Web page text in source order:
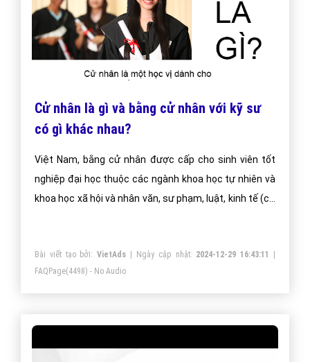
Cử nhân là gì và bằng cử nhân với kỹ sư
có gì khác nhau?
Việt Nam, bằng cử nhân được cấp cho sinh viên tốt
nghiệp đại học thuộc các ngành khoa học tự nhiên và
khoa học xã hội và nhân văn, sư phạm, luật, kinh tế (cử
Bài viết tạo bởi:VietAds | Ngày cập nhật: 2024-12-29 16:43:11
|
FAQPage(4498) - No Audio